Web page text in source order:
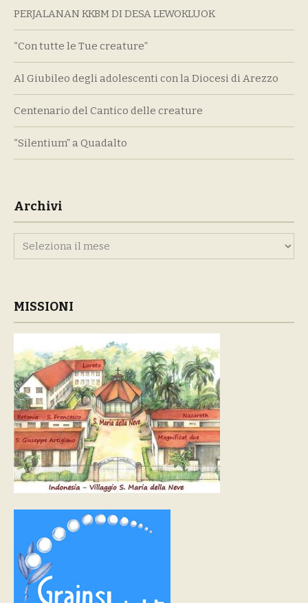
PERJALANAN KKBM DI DESA LEWOKLUOK
“Con tutte le Tue creature”
Al Giubileo degli adolescenti con la Diocesi di Arezzo
Centenario del Cantico delle creature
“Silentium” a Quadalto
Archivi
Archivi
MISSIONI